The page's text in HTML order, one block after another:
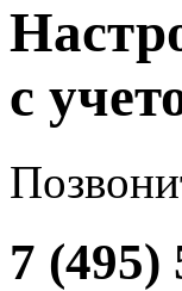
с
7 (495)